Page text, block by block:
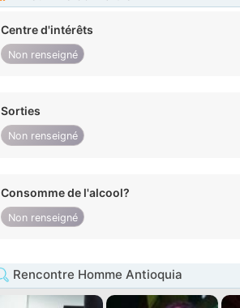
Centre d'intérêts
Non renseigné
Sorties
Non renseigné
Consomme de l'alcool?
Non renseigné
Rencontre Homme Antioquia